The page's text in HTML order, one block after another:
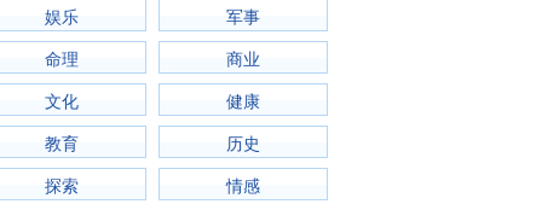
娱乐 军事
命理 商业
文化 健康
教育 历史
探索 情感